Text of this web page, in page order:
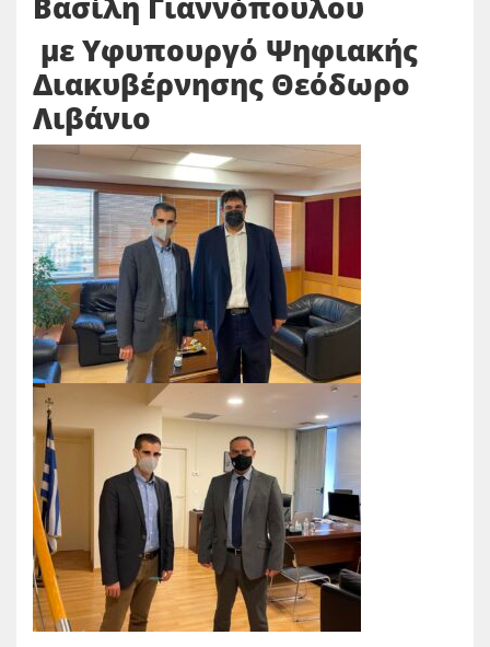
με Υφυπουργό Ψηφιακής
Διακυβέρνησης Θεόδωρο
Λιβάνιο